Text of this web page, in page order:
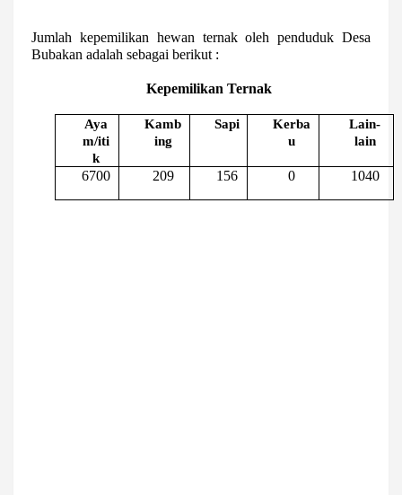
Jumlah kepemilikan hewan ternak oleh penduduk Desa
Bubakan adalah sebagai berikut :
Kepemilikan Ternak
Aya
m/iti
k
Kamb
ing
Sapi
Kerba
u
Lain-
lain
6700 209 156 0 1040